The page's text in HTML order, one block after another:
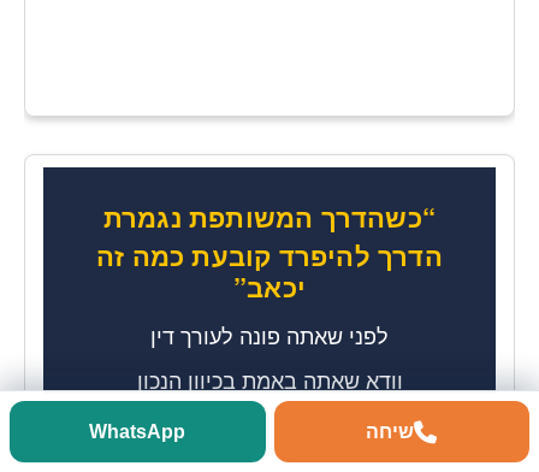
התקשרות וואטסאפ
“כשהדרך המשותפת נגמרת
הדרך להיפרד קובעת כמה זה
יכאב”
לפני שאתה פונה לעורך דין
וודא שאתה באמת בכיוון הנכון
שיחה WhatsApp